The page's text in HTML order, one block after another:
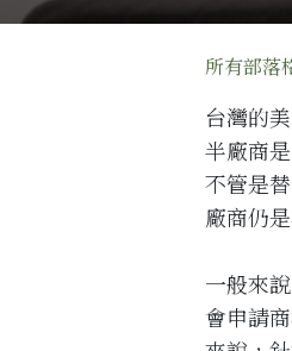
所有部落
台灣的
半廠商
不管是
廠商仍
一般來
會申請